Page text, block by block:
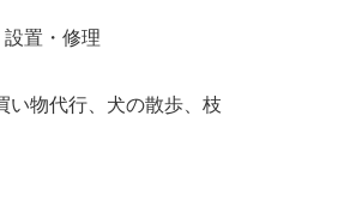
置・修理
い物代行、犬の散歩、枝